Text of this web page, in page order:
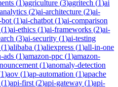
(1)agriculture (3)agritech (1)ai
(2)ai-architecture (2)ai-
bot (1)ai-chatbot (1)ai-comparison
(1)ai-ethics (1)ai-frameworks (2)ai-
(3)ai-security (1)ai-testing
(1)alibaba (1)aliexpress (1)all-in-one
ads (1)amazon-ppc (1)amazon-
(1)anomaly-detection
1)aov (1)ap-automation (1)apache
(1)api-first (2)api-gateway (1)api-